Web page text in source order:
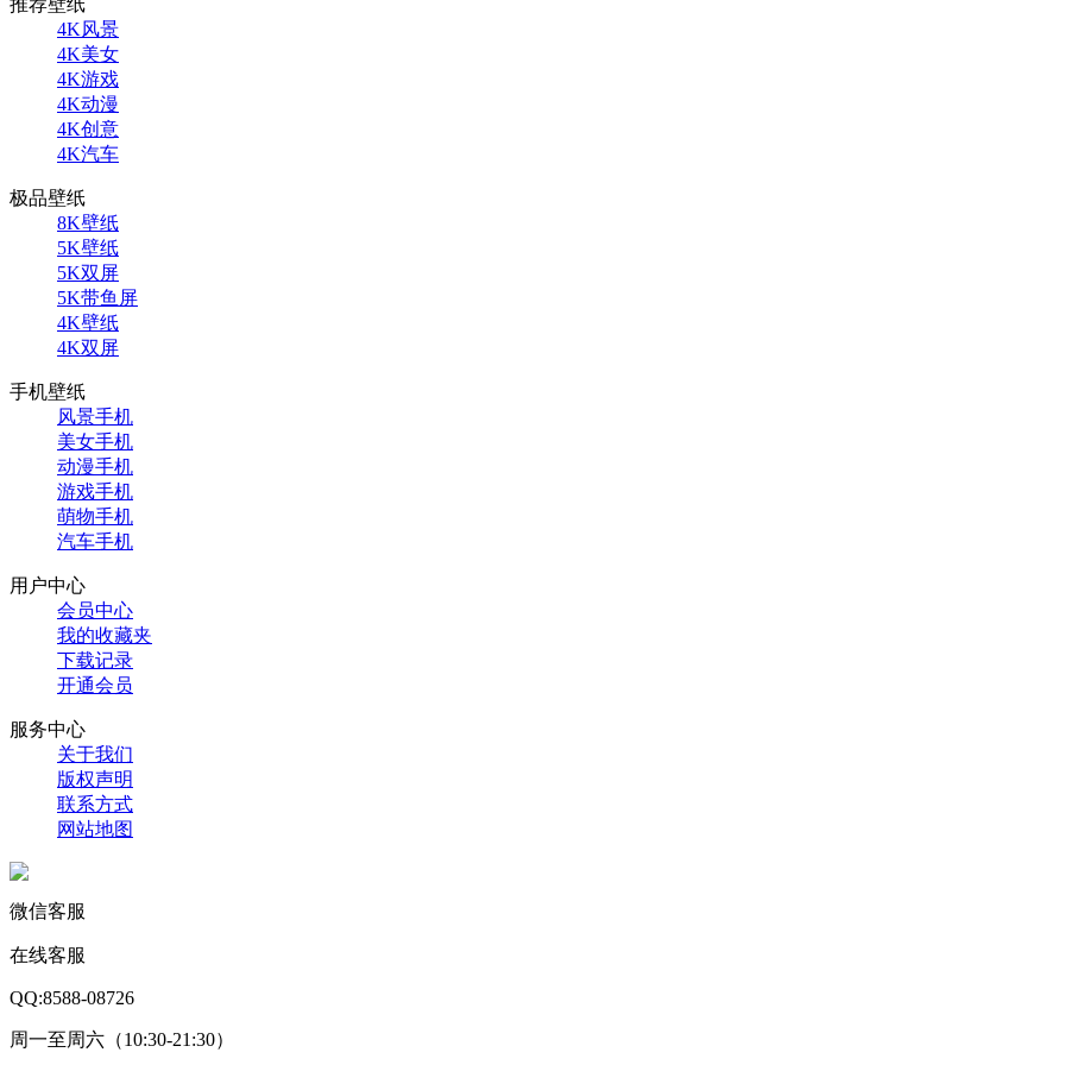
推荐壁纸
4K风景
4K美女
4K游戏
4K动漫
4K创意
4K汽车
极品壁纸
8K壁纸
5K壁纸
5K双屏
5K带鱼屏
4K壁纸
4K双屏
手机壁纸
风景手机
美女手机
动漫手机
游戏手机
萌物手机
汽车手机
用户中心
会员中心
我的收藏夹
下载记录
开通会员
服务中心
关于我们
版权声明
联系方式
网站地图
微信客服
在线客服
QQ:8588-08726
周一至周六（10:30-21:30）